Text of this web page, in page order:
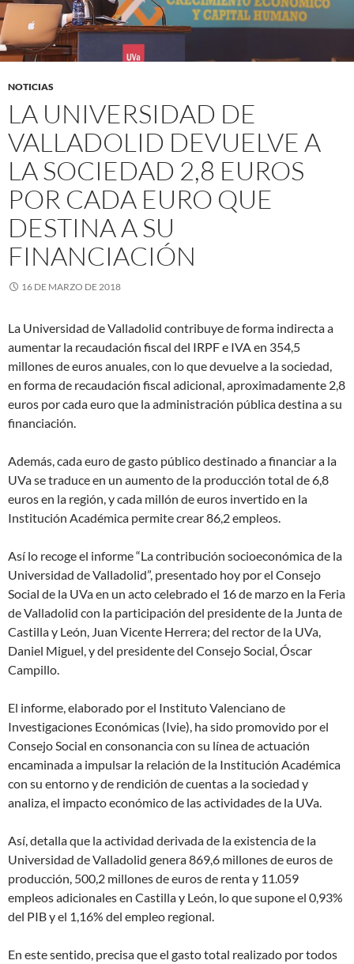
NOTICIAS
LA UNIVERSIDAD DE
VALLADOLID DEVUELVE A
LA SOCIEDAD 2,8 EUROS
POR CADA EURO QUE
DESTINA A SU
FINANCIACIÓN
16 DE MARZO DE 2018
La Universidad de Valladolid contribuye de forma indirecta a
aumentar la recaudación fiscal del IRPF e IVA en 354,5
millones de euros anuales, con lo que devuelve a la sociedad,
en forma de recaudación fiscal adicional, aproximadamente 2,8
euros por cada euro que la administración pública destina a su
financiación.
Además, cada euro de gasto público destinado a financiar a la
UVa se traduce en un aumento de la producción total de 6,8
euros en la región, y cada millón de euros invertido en la
Institución Académica permite crear 86,2 empleos.
Así lo recoge el informe “La contribución socioeconómica de la
Universidad de Valladolid”, presentado hoy por el Consejo
Social de la UVa en un acto celebrado el 16 de marzo en la Feria
de Valladolid con la participación del presidente de la Junta de
Castilla y León, Juan Vicente Herrera; del rector de la UVa,
Daniel Miguel, y del presidente del Consejo Social, Óscar
Campillo.
El informe, elaborado por el Instituto Valenciano de
Investigaciones Económicas (Ivie), ha sido promovido por el
Consejo Social en consonancia con su línea de actuación
encaminada a impulsar la relación de la Institución Académica
con su entorno y de rendición de cuentas a la sociedad y
analiza, el impacto económico de las actividades de la UVa.
Así, detalla que la actividad derivada de la existencia de la
Universidad de Valladolid genera 869,6 millones de euros de
producción, 500,2 millones de euros de renta y 11.059
empleos adicionales en Castilla y León, lo que supone el 0,93%
del PIB y el 1,16% del empleo regional.
En este sentido, precisa que el gasto total realizado por todos